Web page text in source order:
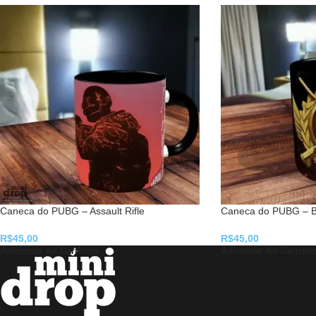
Caneca do PUBG – Assault Rifle
R$45,00
Adicionar Ao Carrinho
Caneca do PUBG –
R$45,00